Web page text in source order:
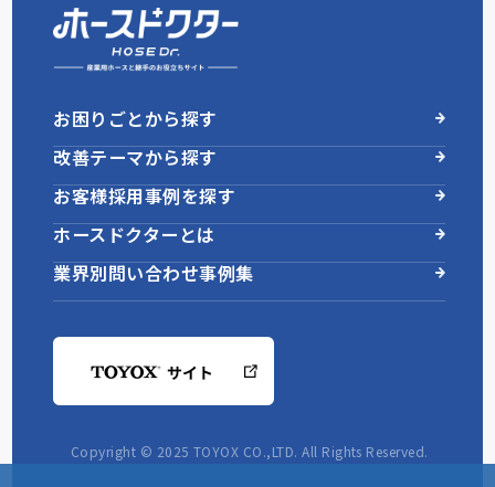
お困りごとから探す
改善テーマから探す
お客様採用事例を探す
ホースドクターとは
業界別問い合わせ事例集
Copyright © 2025 TOYOX CO.,LTD. All Rights Reserved.